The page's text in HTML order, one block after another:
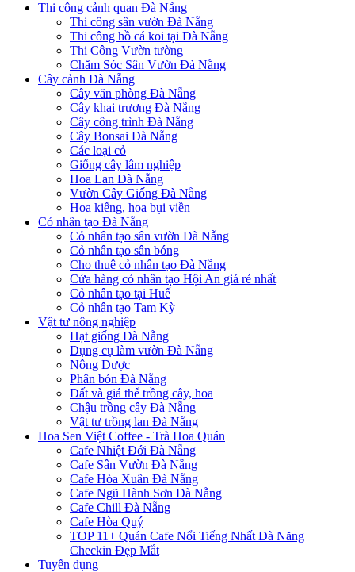
Thi công cảnh quan Đà Nẵng
Thi công sân vườn Đà Nẵng
Thi công hồ cá koi tại Đà Nẵng
Thi Công Vườn tường
Chăm Sóc Sân Vườn Đà Nẵng
Cây cảnh Đà Nẵng
Cây văn phòng Đà Nẵng
Cây khai trương Đà Nẵng
Cây công trình Đà Nẵng
Cây Bonsai Đà Nẵng
Các loại cỏ
Giống cây lâm nghiệp
Hoa Lan Đà Nẵng
Vườn Cây Giống Đà Nẵng
Hoa kiểng, hoa bụi viền
Cỏ nhân tạo Đà Nẵng
Cỏ nhân tạo sân vườn Đà Nẵng
Cỏ nhân tạo sân bóng
Cho thuê cỏ nhân tạo Đà Nẵng
Cửa hàng cỏ nhân tạo Hội An giá rẻ nhất
Cỏ nhân tạo tại Huế
Cỏ nhân tạo Tam Kỳ
Vật tư nông nghiệp
Hạt giống Đà Nẵng
Dụng cụ làm vườn Đà Nẵng
Nông Dược
Phân bón Đà Nẵng
Đất và giá thể trồng cây, hoa
Chậu trồng cây Đà Nẵng
Vật tư trồng lan Đà Nẵng
Hoa Sen Việt Coffee - Trà Hoa Quán
Cafe Nhiệt Đới Đà Nẵng
Cafe Sân Vườn Đà Nẵng
Cafe Hòa Xuân Đà Nẵng
Cafe Ngũ Hành Sơn Đà Nẵng
Cafe Chill Đà Nẵng
Cafe Hòa Quý
TOP 11+ Quán Cafe Nổi Tiếng Nhất Đà Năng
Checkin Đẹp Mắt
Tuyển dụng